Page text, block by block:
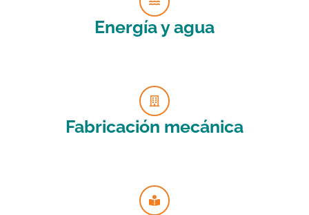
Energía y agua
Fabricación mecánica